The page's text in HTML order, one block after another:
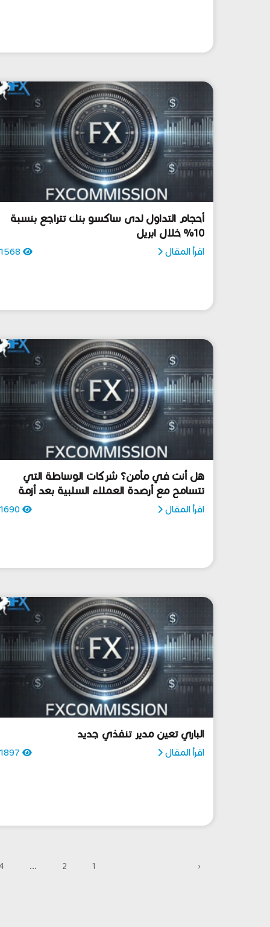
أحجام التداول لدى ساكسو بنك تتراجع بنسبة
10% خلال ابريل
اقرأ المقال
هل أنت في مأمن؟ شركات الوساطة التي
تتسامح مع أرصدة العملاء السلبية بعد أزمة
الفرنك -
اقرأ المقال
الباري تعين مدير تنفذي جديد
اقرأ المقال
‹
1
2
...